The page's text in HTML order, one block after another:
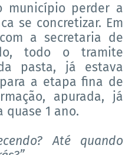
município perder a
se concretizar. Em
a secretaria de
todo o tramite
pasta, já estava
a etapa fina de
apurada, já
quase 1 ano.
Até quando